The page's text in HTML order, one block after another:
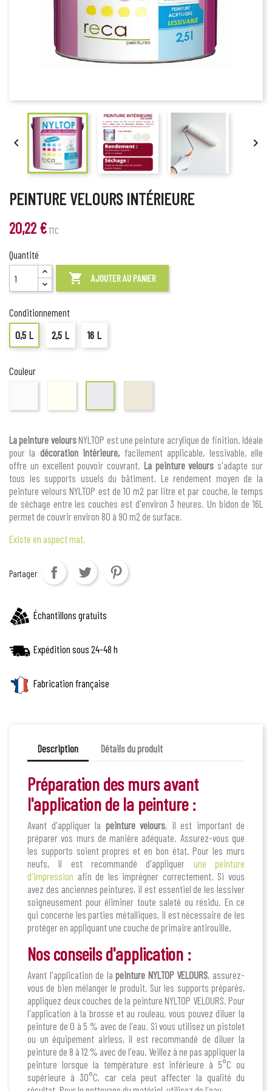
 
PEINTURE VELOURS INTÉRIEURE
20,22 €TTC
Quantité
 AJOUTER AU PANIER
Conditionnement
0,5 L 2,5 L 16 L
Couleur
La peinture veloursNYLTOP est une peinture acrylique de finition. Idéale
pour la décoration intérieure, facilement applicable, lessivable, elle
offre un excellent pouvoir couvrant. La peinture velours s'adapte sur
tous les supports usuels du bâtiment. Le rendement moyen de la
peinture velours NYLTOP est de 10 m2 par litre et par couche, le temps
de séchage entre les couches est d'environ 3 heures. Un bidon de 16L
permet de couvrir environ 80 à 90 m2 de surface.
Existe en aspect mat.
Partager
Échantillons gratuits
Expédition sous 24-48 h
Fabrication française
Description Détails du produit
Préparation des murs avant
l'application de la peinture :
Avant d'appliquer la peinture velours, il est important de
préparer vos murs de manière adéquate. Assurez-vous que
les supports soient propres et en bon état. Pour les murs
neufs, il est recommandé d'appliquer une peinture
d'impression afin de les imprégner correctement. Si vous
avez des anciennes peintures, il est essentiel de les lessiver
soigneusement pour éliminer toute saleté ou résidu. En ce
qui concerne les parties métalliques, il est nécessaire de les
protéger en appliquant une couche de primaire antirouille.
Nos conseils d'application :
Avant l'application de lapeinture NYLTOP VELOURS, assurez-
vous de bien mélanger le produit. Sur les supports préparés,
appliquez deux couches de la peinture NYLTOP VELOURS. Pour
l'application à la brosse et au rouleau, vous pouvez diluer la
peinture de 0 à 5 % avec de l'eau. Si vous utilisez un pistolet
ou un équipement airless, il est recommandé de diluer la
peinture de 8 à 12 % avec de l'eau. Veillez à ne pas appliquer la
peinture lorsque la température est inférieure à 5°C ou
supérieure à 30°C, car cela peut affecter la qualité du